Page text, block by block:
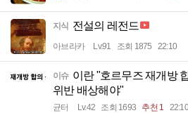
지식 전설의 레전드
아브라카 Lv.91 조회 1875 22:10
이슈 이란 "호르무즈 재개방
위반 배상해야"
균터 Lv.42 조회 1693 추천 1 22:10